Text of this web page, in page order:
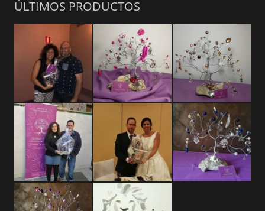
ÚLTIMOS PRODUCTOS